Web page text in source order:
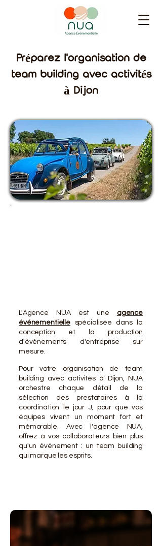
Préparez l'organisation de
team building avec activités
à Dijon
L'Agence NUA est une agence
événementielle
spécialisée dans la
conception et la production
d'événements d'entreprise sur
mesure.
Pour votre organisation de team
building avec activités à Dijon, NUA
orchestre chaque détail de la
sélection des prestataires à la
coordination le jour J, pour que vos
équipes vivent un moment fort et
mémorable. Avec l'agence NUA,
offrez à vos collaborateurs bien plus
qu'un événement : un team building
qui marque les esprits.